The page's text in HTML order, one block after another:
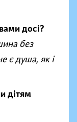
досі?
без
є душа, як і
дітям